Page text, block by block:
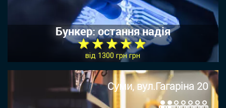
Бункер: остання надія
★ ★ ★ ★ ★
від 1300 грн грн
Суми, вул.Гагаріна 20